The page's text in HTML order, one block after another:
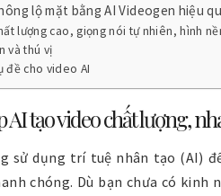
lộ mặt bằng AI Videogen hiệu
lượng cao, giọng nói tự nhiên, hình
và thú vị
đề cho video AI
AI tạo video chất lượng,
sử dụng trí tuệ nhân tạo (AI)
chóng. Dù bạn chưa có